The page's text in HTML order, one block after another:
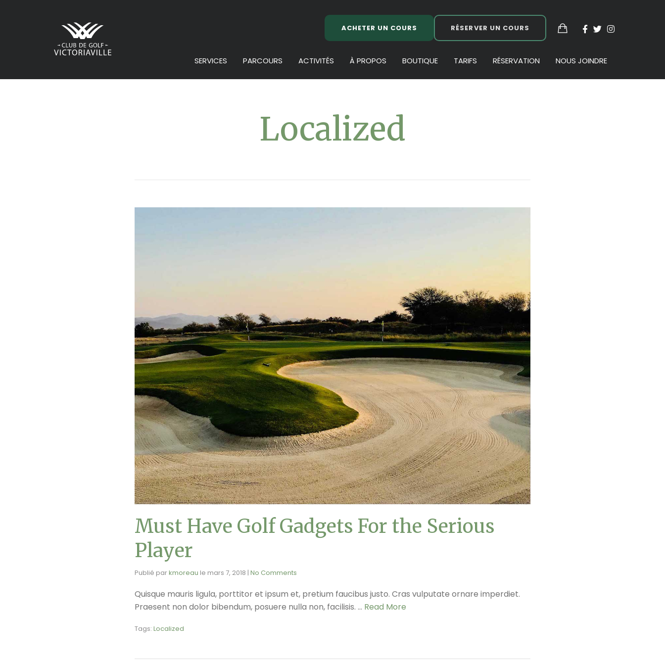
ACHETER UN COURS RÉSERVER UN COURS
SERVICES PARCOURS ACTIVITÉS À PROPOS BOUTIQUE TARIFS RÉSERVATION NOUS JOINDRE
Localized
Must Have Golf Gadgets For the Serious
Player
Publié parkmoreau le mars 7, 2018 | No Comments
Quisque mauris ligula, porttitor et ipsum et, pretium faucibus justo. Cras vulputate ornare imperdiet.
Praesent non dolor bibendum, posuere nulla non, facilisis. … Read More
Tags: Localized